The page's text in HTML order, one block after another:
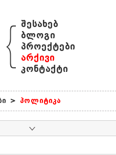
{ შესახებ
ბლოგი
პროექტები
არქივი
კონტაქტი
> პოლიტიკა